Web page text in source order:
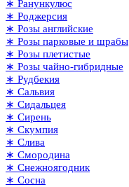
∗ Ранункулюс
∗ Роджерсия
∗ Розы английские
∗ Розы парковые и шрабы
∗ Розы плетистые
∗ Розы чайно-гибридные
∗ Рудбекия
∗ Сальвия
∗ Сидальцея
∗ Сирень
∗ Скумпия
∗ Слива
∗ Смородина
∗ Снежноягодник
∗ Сосна